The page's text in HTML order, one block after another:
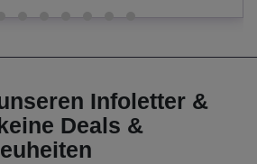
Infoletter &
Deals &